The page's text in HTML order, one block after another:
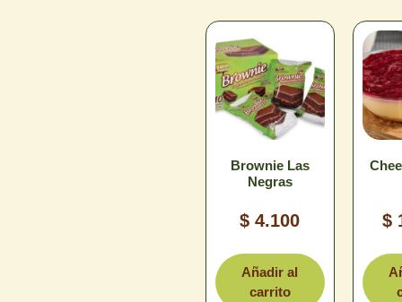
Brownie Las
Negras
$ 4.100
Añadir al
carrito
$